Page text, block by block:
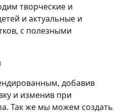
творческие и
и актуальные и
с полезными
добавив
и изменив при
Так же мы можем создать